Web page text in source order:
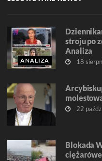
ANALIZA
stroju po
Analiza
18
22
Blokada